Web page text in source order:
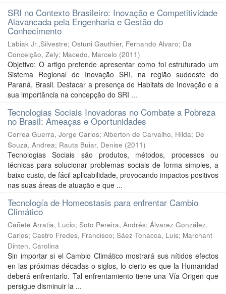
SRI no Contexto Brasileiro: Inovação e Competitividade
Alavancada pela Engenharia e Gestão do
Conhecimento
Labiak Jr.,Silvestre; Ostuni Gauthier, Fernando Alvaro; Da
Conceição, Zely; Macedo, Marcelo (2011)
Objetivo: O artigo pretende apresentar como foi estruturado um
Sistema Regional de Inovação SRI, na região sudoeste do
Paraná, Brasil. Destacar a presença de Habitats de Inovação e a
sua importância na concepção do SRI ...
Tecnologias Sociais Inovadoras no Combate a Pobreza
no Brasil: Ameaças e Oportunidades
Correa Guerra, Jorge Carlos; Alberton de Carvalho, Hilda; De
Souza, Andrea; Rauta Buiar, Denise (2011)
Tecnologias Sociais são produtos, métodos, processos ou
técnicas para solucionar problemas sociais de forma simples, a
baixo custo, de fácil aplicabilidade, provocando impactos positivos
nas suas áreas de atuação e que ...
Tecnología de Homeostasis para enfrentar Cambio
Climático
Cañete Arratia, Lucio; Soto Pereira, Andrés; Álvarez González,
Carlos; Castro Fredes, Francisco; Sáez Tonacca, Luis; Marchant
Dinten, Carolina
Sin importar si el Cambio Climático mostrará sus nítidos efectos
en las próximas décadas o siglos, lo cierto es que la Humanidad
deberá enfrentarlo. Tal enfrentamiento tiene una Vía Origen que
persigue disminuir la ...